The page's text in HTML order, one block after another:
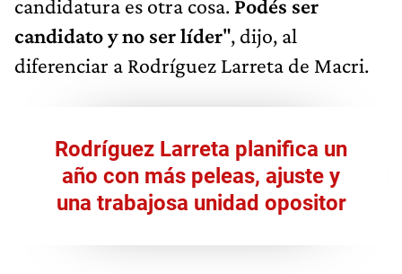
candidatura es otra cosa. Podés ser
candidato y no ser líder", dijo, al
diferenciar a Rodríguez Larreta de Macri.
Rodríguez Larreta planifica un
año con más peleas, ajuste y
una trabajosa unidad opositor